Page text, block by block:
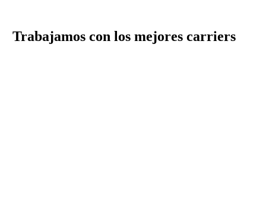
Trabajamos con los mejores carriers